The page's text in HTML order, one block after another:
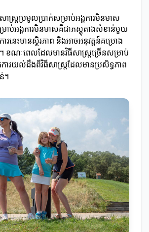
ស្ត្រប្រមូលប្រាក់សម្រាប់អង្គការមិនមាស
រាប់អង្គការមិនមាសគឺជាភស្តុតាងសំខាន់មួយ
ារនេះមានស្ថិរភាព និងអាចអនុវត្តន៍គម្រោង
។ ខណៈពេលដែលមានវិធីសាស្ត្រច្រើនសម្រាប់
ការយល់ដឹងពីវិធីសាស្ត្រដែលមានប្រសិទ្ធភាព
។